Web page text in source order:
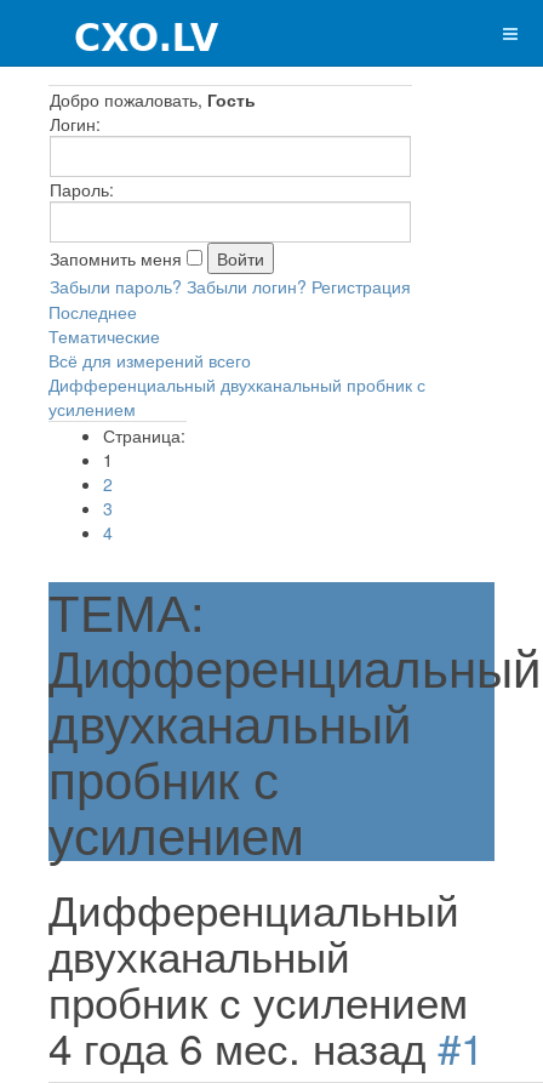
Добро пожаловать, Гость
Логин:
Пароль:
Запомнить меня
Забыли пароль? Забыли логин? Регистрация
Последнее
Тематические
Всё для измерений всего
Дифференциальный двухканальный пробник с
усилением
Страница:
1
2
3
4
ТЕМА:
Дифференциальный
двухканальный
пробник с
усилением
Дифференциальный
двухканальный
пробник с усилением
4 года 6 мес. назад #1